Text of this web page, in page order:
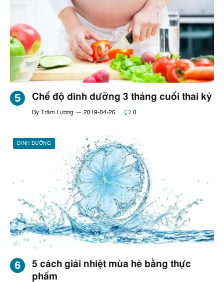
Chế độ dinh dưỡng 3 tháng cuối thai kỳ
By Trâm Lương 2019-04-26 0
DINH DƯỠNG
5 cách giải nhiệt mùa hè bằng thực
phẩm